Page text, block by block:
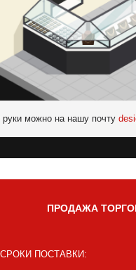
руки можно на нашу почту
ПРОДАЖА
СРОКИ ПОСТАВКИ: